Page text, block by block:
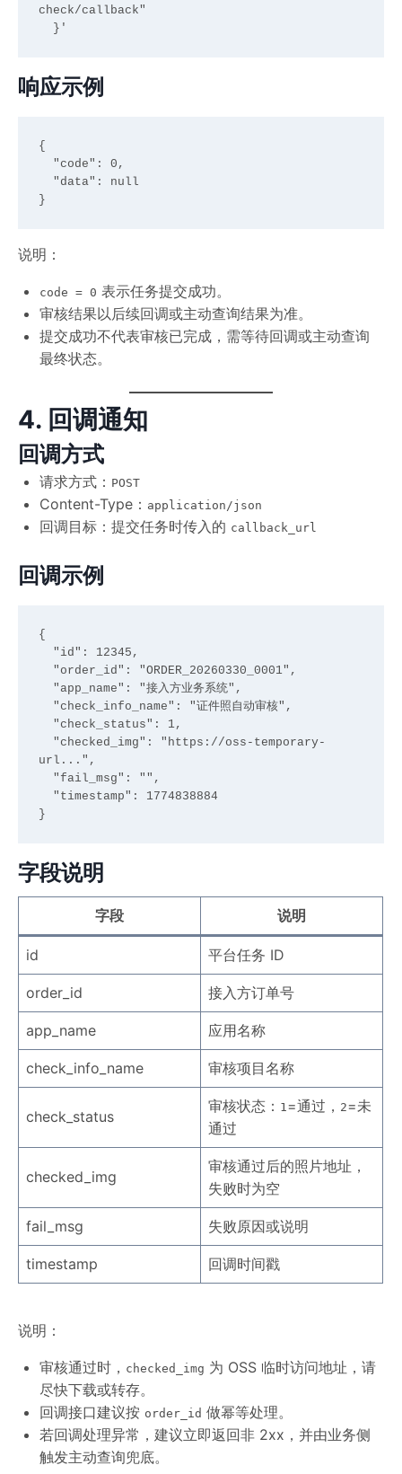
check/callback"
响应示例
{
说明：
code = 0 表示任务提交成功。
审核结果以后续回调或主动查询结果为准。
提交成功不代表审核已完成，需等待回调或主动查询
最终状态。
4. 回调通知
回调方式
请求方式： POST
Content-Type： application/json
回调目标：提交任务时传入的 callback_url
回调示例
{
url...",
字段说明
字段 说明
id 平台任务 ID
order_id 接入方订单号
app_name 应用名称
check_info_name 审核项目名称
check_status
审核状态： 1=通过， 2=未
通过
checked_img
审核通过后的照片地址，
失败时为空
fail_msg 失败原因或说明
timestamp 回调时间戳
说明：
审核通过时， checked_img 为 OSS 临时访问地址，请
尽快下载或转存。
回调接口建议按 order_id 做幂等处理。
若回调处理异常，建议立即返回非 2xx，并由业务侧
触发主动查询兜底。